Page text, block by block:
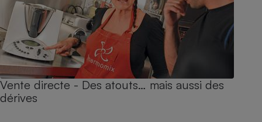
Vente directe - Des atouts… mais aussi des
dérives